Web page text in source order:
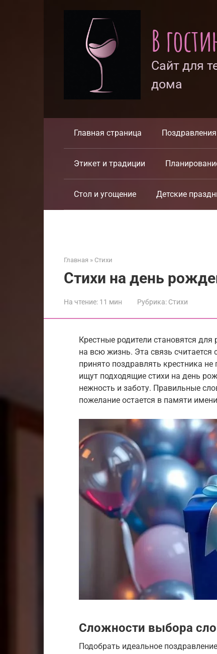
В
Сайт для
дома
Главная страница Поздравления
Этикет и традиции
Стол и угощение Детские
Главная » Стихи
Стихи на день
На чтение: 11 мин Рубрика: Стихи
Крестные родители становятся
на всю жизнь. Эта связь считается
принято поздравлять крестника
ищут подходящие стихи на день
нежность и заботу. Правильные
пожелание остается в памяти
Сложности выбора
Подобрать идеальное